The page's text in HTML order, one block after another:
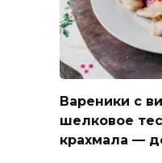
Вареники с
шелковое
крахмала —